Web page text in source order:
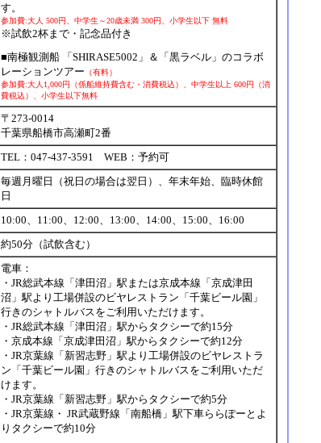
す。
参加費:大人 500円、中学生～20歳未満 300円、小学生以下 無料
※試飲2杯まで・記念品付き
■南極観測船 「SHIRASE5002」＆「黒ラベル」のコラボ
レーションツアー （有料）
参加費:大人1,000円（係船維持費含む・消費税込）、中学生以上 600円（消
費税込）、小学生以下無料
〒273-0014
千葉県船橋市高瀬町2番
TEL：047-437-3591 WEB：予約可
毎週月曜日（祝日の場合は翌日）、年末年始、臨時休館
日
10:00、11:00、12:00、13:00、14:00、15:00、16:00
約50分（試飲含む）
電車：
・JR総武本線「津田沼」駅または京成本線「京成津田
沼」駅より工場併設のビヤレストラン「千葉ビール園」
行きのシャトルバスをご利用いただけます。
・JR総武本線「津田沼」駅からタクシーで約15分
・京成本線「京成津田沼」駅からタクシーで約12分
・JR京葉線「新習志野」駅より工場併設のビヤレストラ
ン「千葉ビール園」行きのシャトルバスをご利用いただ
けます。
・JR京葉線「新習志野」駅からタクシーで約5分
・JR京葉線・ JR武蔵野線「南船橋」駅下車ららぽーとよ
りタクシーで約10分